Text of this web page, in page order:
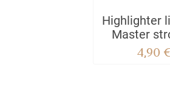
Highlighter
Master
liquid
4,90